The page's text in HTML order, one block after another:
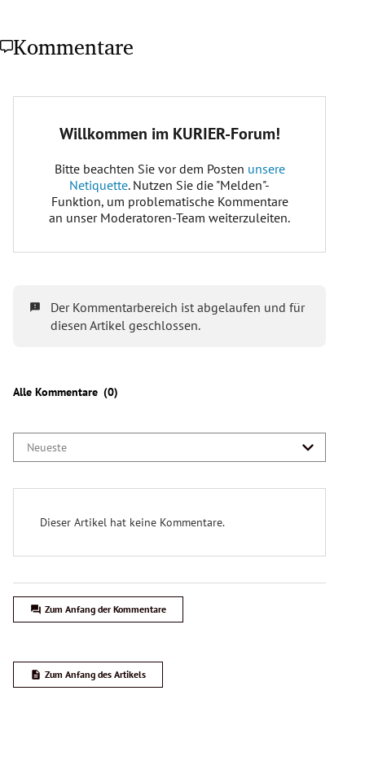
Kommentare